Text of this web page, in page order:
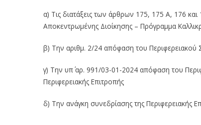
α) Τις διατάξεις των άρθρων 175, 175 Α, 176
Αποκεντρωμένης Διοίκησης – Πρόγραμμα
β) Την αριθμ. 2/24 απόφαση του Περιφερειακού
γ) Την υπ΄ αρ. 991/03-01-2024 απόφαση του
Περιφερειακής Επιτροπής
δ) Την ανάγκη συνεδρίασης της Περιφερειακής